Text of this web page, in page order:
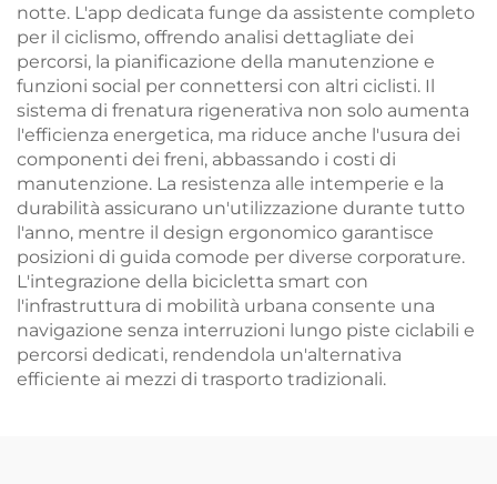
notte. L'app dedicata funge da assistente completo
per il ciclismo, offrendo analisi dettagliate dei
percorsi, la pianificazione della manutenzione e
funzioni social per connettersi con altri ciclisti. Il
sistema di frenatura rigenerativa non solo aumenta
l'efficienza energetica, ma riduce anche l'usura dei
componenti dei freni, abbassando i costi di
manutenzione. La resistenza alle intemperie e la
durabilità assicurano un'utilizzazione durante tutto
l'anno, mentre il design ergonomico garantisce
posizioni di guida comode per diverse corporature.
L'integrazione della bicicletta smart con
l'infrastruttura di mobilità urbana consente una
navigazione senza interruzioni lungo piste ciclabili e
percorsi dedicati, rendendola un'alternativa
efficiente ai mezzi di trasporto tradizionali.